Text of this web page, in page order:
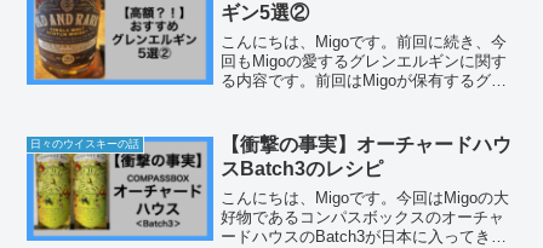
ギン5選②
こんにちは、Migoです。前回に続き、今
回もMigoの愛するグレンエルギンに関す
る内容です。前回はMigoが保有するグレ
んだグレンエルギンをご紹介していきま
す。BAR...
日々のウイスキーの話
【衝撃の事実】オーチャードハウ
スBatch3のレシピ
こんにちは、Migoです。今回はMigoの大
好物であるコンパスボックスのオーチャ
ードハウスのBatch3が日本に入ってきた